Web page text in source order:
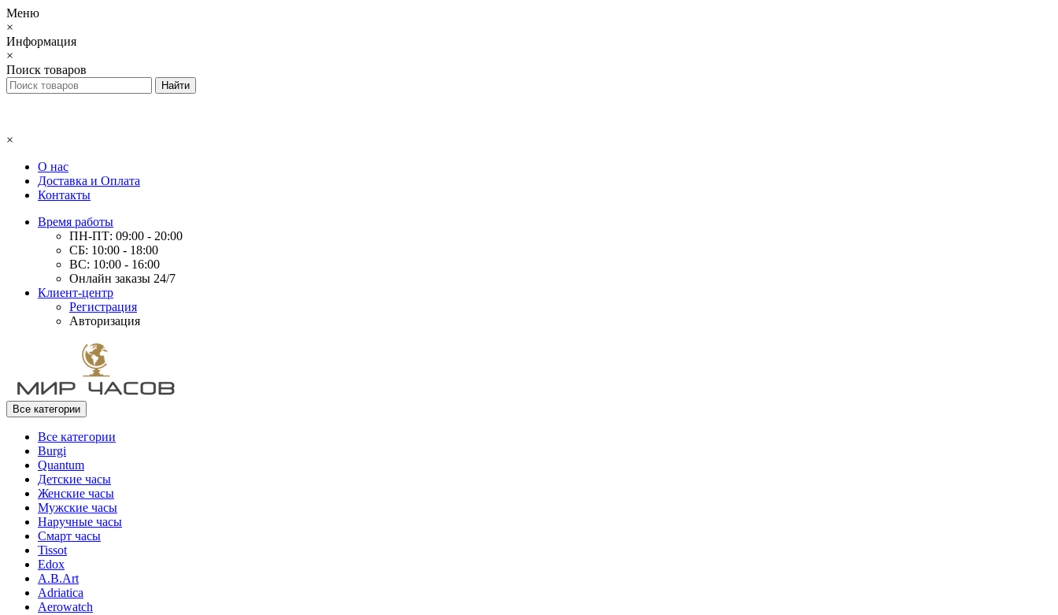
Меню
×
Информация
×
Поиск товаров
×
О нас
Доставка и Оплата
Контакты
Время работы
ПН-ПТ: 09:00 - 20:00
СБ: 10:00 - 18:00
ВС: 10:00 - 16:00
Онлайн заказы 24/7
Клиент-центр
Регистрация
Авторизация
Все категории
Все категории
Burgi
Quantum
Детские часы
Женские часы
Мужские часы
Наручные часы
Смарт часы
Tissot
Edox
A.B.Art
Adriatica
Aerowatch